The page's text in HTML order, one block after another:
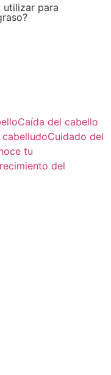
utilizar para
Caída del cabello
cabelludoCuidado del
tu
del